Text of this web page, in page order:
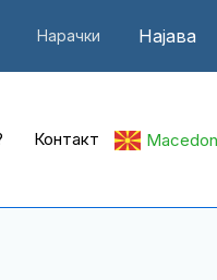
Нарачки Најава
Контакт